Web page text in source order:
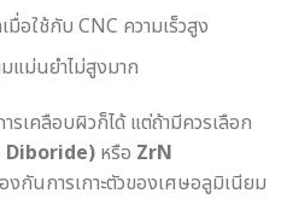
มื่อใช้กับ CNC ความเร็วสูง
แม่นยำไม่สูงมาก
รเคลือบผิวก็ได้ แต่ถ้ามีควรเลือก
หรือ ZrN
งกันการเกาะตัวของเศษอลูมิเนียม